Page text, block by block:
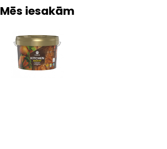
Mēs iesakām